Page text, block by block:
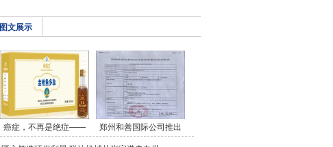
图文展示
癌症，不再是绝症—— 郑州和善国际公司推出